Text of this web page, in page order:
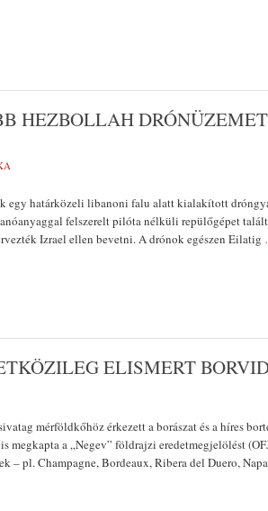
HEZBOLLAH
egy határközeli libanoni falu alatt kialakított
felszerelt pilóta nélküli repülőgépet
Izrael ellen bevetni. A drónok egészen Eilatig
ELISMERT
mérföldkőhöz érkezett a borászat és a híres
megkapta a „Negev” földrajzi eredetmegjelölést
– pl. Champagne, Bordeaux, Ribera del Duero,